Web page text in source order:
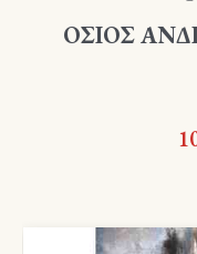
ΟΣΙΟΣ